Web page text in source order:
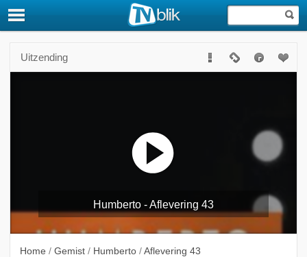
Uitzending
Humberto - Aflevering 43
Home / Gemist / Humberto / Aflevering 43